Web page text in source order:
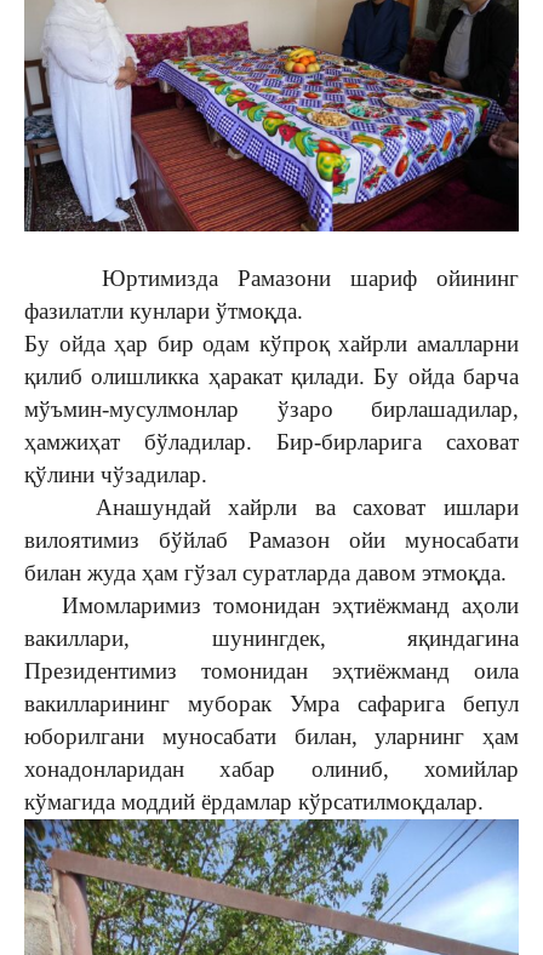
Юртимизда Рамазони шариф ойининг
фазилатли кунлари ўтмоқда.
Бу ойда ҳар бир одам кўпроқ хайрли амалларни
қилиб олишликка ҳаракат қилади. Бу ойда барча
мўъмин-мусулмонлар ўзаро бирлашадилар,
ҳамжиҳат бўладилар. Бир-бирларига саховат
қўлини чўзадилар.
Анашундай хайрли ва саховат ишлари
вилоятимиз бўйлаб Рамазон ойи муносабати
билан жуда ҳам гўзал суратларда давом этмоқда.
Имомларимиз томонидан эҳтиёжманд аҳоли
вакиллари, шунингдек, яқиндагина
Президентимиз томонидан эҳтиёжманд оила
вакилларининг муборак Умра сафарига бепул
юборилгани муносабати билан, уларнинг ҳам
хонадонларидан хабар олиниб, хомийлар
кўмагида моддий ёрдамлар кўрсатилмоқдалар.